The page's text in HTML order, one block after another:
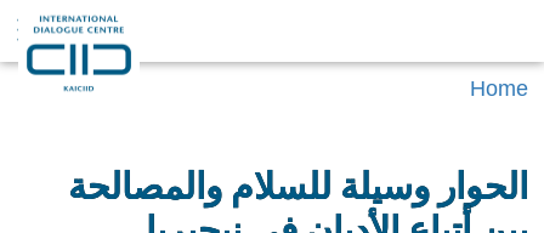
Home
الحوار وسيلة للسلام والمصالحة